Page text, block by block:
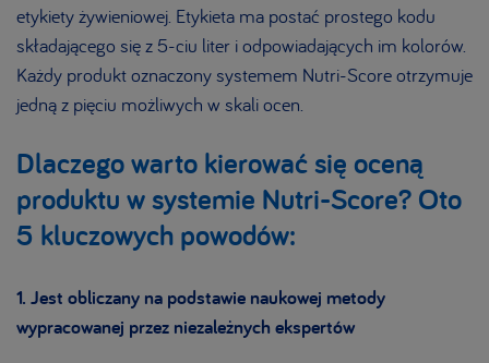
etykiety żywieniowej. Etykieta ma postać prostego kodu
składającego się z 5-ciu liter i odpowiadających im kolorów.
Każdy produkt oznaczony systemem Nutri-Score otrzymuje
jedną z pięciu możliwych w skali ocen.
Dlaczego warto kierować się oceną
produktu w systemie Nutri-Score? Oto
5 kluczowych powodów:
1. Jest obliczany na podstawie naukowej metody
wypracowanej przez niezależnych ekspertów